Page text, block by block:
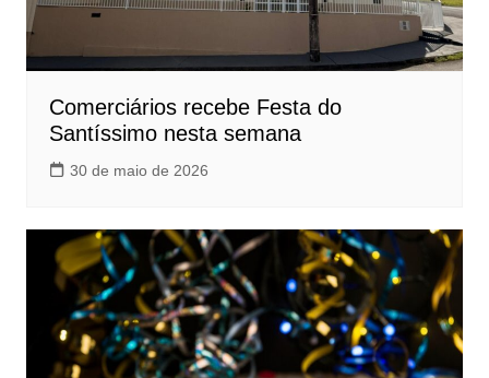
Comerciários recebe Festa do
Santíssimo nesta semana
30 de maio de 2026